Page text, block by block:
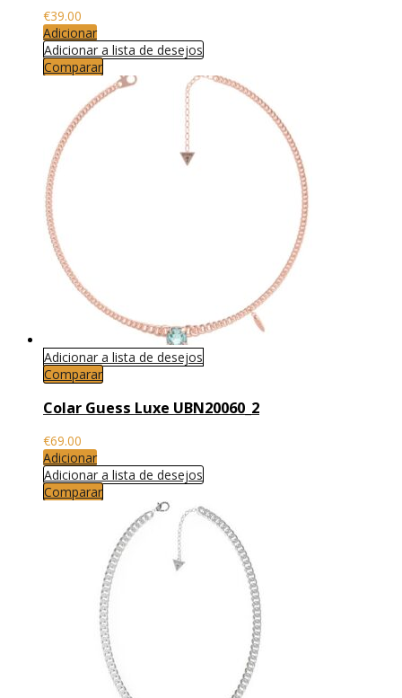
€39.00
Adicionar
Adicionar a lista de desejos
Comparar
Adicionar a lista de desejos
Comparar
Colar Guess Luxe UBN20060_2
€69.00
Adicionar
Adicionar a lista de desejos
Comparar